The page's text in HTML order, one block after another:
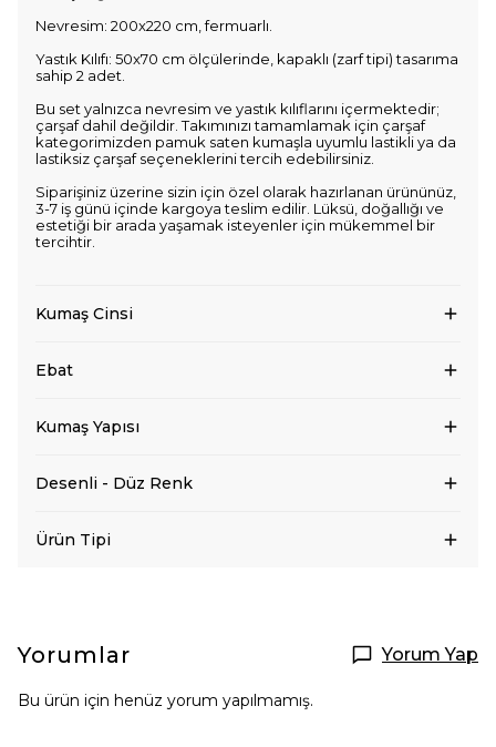
Nevresim: 200x220 cm, fermuarlı.
Yastık Kılıfı: 50x70 cm ölçülerinde, kapaklı (zarf tipi) tasarıma
sahip 2 adet.
Bu set yalnızca nevresim ve yastık kılıflarını içermektedir;
çarşaf dahil değildir. Takımınızı tamamlamak için çarşaf
kategorimizden pamuk saten kumaşla uyumlu lastikli ya da
lastiksiz çarşaf seçeneklerini tercih edebilirsiniz.
Siparişiniz üzerine sizin için özel olarak hazırlanan ürününüz,
3-7 iş günü içinde kargoya teslim edilir. Lüksü, doğallığı ve
estetiği bir arada yaşamak isteyenler için mükemmel bir
tercihtir.
Kumaş Cinsi
Ebat
Kumaş Yapısı
Desenli - Düz Renk
Ürün Tipi
Yorumlar Yorum Yap
Bu ürün için henüz yorum yapılmamış.